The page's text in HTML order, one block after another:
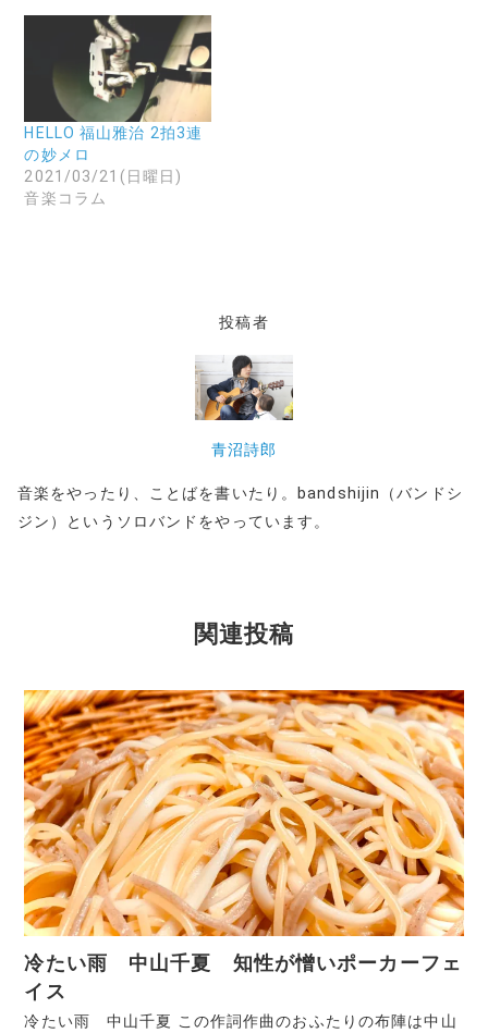
く
い
ウ
ィ
ン
ド
ウ
で
開
し
い
ウ
ィ
ン
ド
ウ
で
開
き
す
)
き
ま
す
)
HELLO 福山雅治 2拍3連
の妙メロ
2021/03/21(日曜日)
音楽コラム
投稿者
青沼詩郎
音楽をやったり、ことばを書いたり。bandshijin（バンドシ
ジン）というソロバンドをやっています。
関連投稿
冷たい雨 中山千夏 知性が憎いポーカーフェ
イス
冷たい雨 中山千夏 この作詞作曲のおふたりの布陣は中山